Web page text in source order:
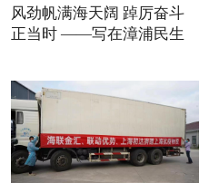
风劲帆满海天阔 踔厉奋斗
正当时 ——写在漳浦民生